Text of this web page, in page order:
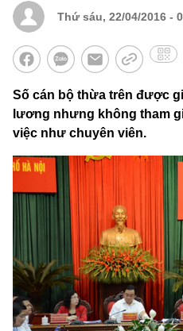
Thứ sáu, 22/04/2016 -
Số cán bộ thừa trên được
lương nhưng không tham
việc như chuyên viên.